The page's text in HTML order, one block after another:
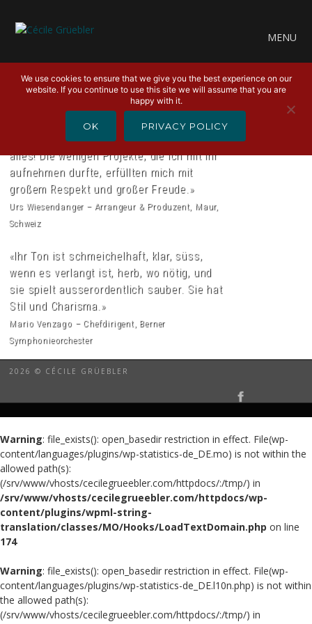
MENU
«Ton, Gefühl und Persönlichkeit sind die
Attribute Nummer eins, nach denen ich bei
einem Musiker immer suche. Cécile hat
alles! Die wenigen Projekte, die ich mit ihr
aufnehmen durfte, erfüllten mich mit
großem Respekt und großer Freude.»
Urs Wiesendanger – Arrangeur & Produzent, Maur,
Schweiz
«Ihr Ton ist schmeichelhaft, klar, süss,
wenn es verlangt ist, herb, wo nötig, und
sie spielt ausserordentlich sauber. Sie hat
Stil und Charisma.»
Mario Venzago – Chefdirigent, Berner
Symphonieorchester
2026 © CÉCILE GRÜEBLER
We use cookies to ensure that we give you the best experience on our
website. If you continue to use this site we will assume that you are
happy with it.
OK PRIVACY POLICY
Warning: file_exists(): open_basedir restriction in effect. File(wp-
content/languages/plugins/wp-statistics-de_DE.mo) is not within the
allowed path(s):
(/srv/www/vhosts/cecilegrueebler.com/httpdocs/:/tmp/) in
/srv/www/vhosts/cecilegrueebler.com/httpdocs/wp-
content/plugins/wpml-string-
translation/classes/MO/Hooks/LoadTextDomain.php on line
174
Warning: file_exists(): open_basedir restriction in effect. File(wp-
content/languages/plugins/wp-statistics-de_DE.l10n.php) is not within
the allowed path(s):
(/srv/www/vhosts/cecilegrueebler.com/httpdocs/:/tmp/) in